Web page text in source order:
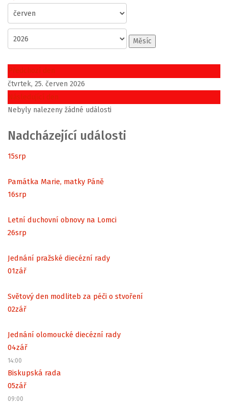
Měsíc
Předchozí den
čtvrtek, 25. červen 2026
Následující den
Nebyly nalezeny žádné události
Nadcházející události
15srp
Památka Marie, matky Páně
16srp
Letní duchovní obnovy na Lomci
26srp
Jednání pražské diecézní rady
01zář
Světový den modliteb za péči o stvoření
02zář
Jednání olomoucké diecézní rady
04zář
14:00
Biskupská rada
05zář
09:00